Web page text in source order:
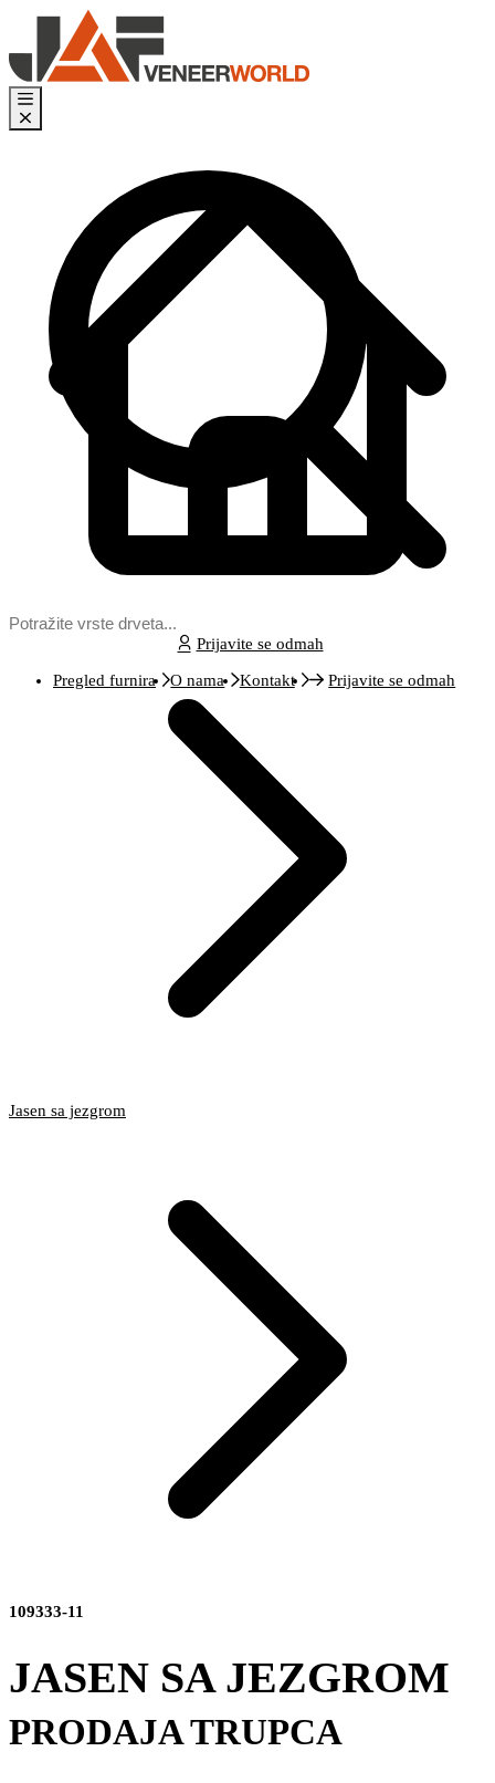
Prijavite se odmah
Pregled furnira O nama Kontakt Prijavite se odmah
Jasen sa jezgrom
109333-11
JASEN SA JEZGROM
PRODAJA TRUPCA